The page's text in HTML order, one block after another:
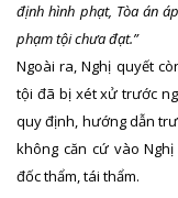
định hình phạt, Tòa án
phạm tội chưa đạt.”
Ngoài ra, Nghị quyết
tội đã bị xét xử trước
quy định, hướng dẫn
không căn cứ vào
đốc thẩm, tái thẩm.